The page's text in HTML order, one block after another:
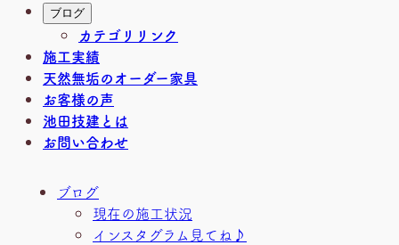
ブログ
カテゴリリンク
施工実績
天然無垢のオーダー家具
お客様の声
池田技建とは
お問い合わせ
ブログ
現在の施工状況
インスタグラム見てね♪